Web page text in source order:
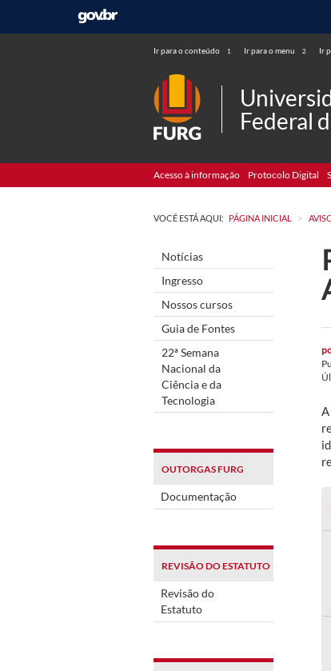
Ir para o conteúdo 1 Ir para o menu 2 Ir
Federal
Acesso à informação Protocolo Digital
VOCÊ ESTÁ AQUI: PÁGINA INICIAL >
Notícias
Ingresso
Nossos cursos
Guia de Fontes
22ª Semana
Nacional da
Ciência e da
Tecnologia
OUTORGAS FURG
Documentação
REVISÃO DO ESTATUTO
Revisão do
Estatuto